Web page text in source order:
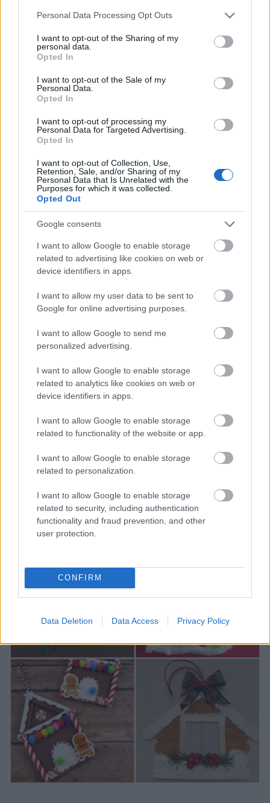
Please note that this website/app uses one or more Google
not limited to your visit or usage behaviour. You may click to
grant or deny consent to Google and its third-party tags to
use your data for below specified purposes in below Google
consent section.
Personal Data Processing Opt Outs
I want to opt-out of the Sharing of my
personal data.
Opted In
I want to opt-out of the Sale of my
Personal Data.
Opted In
I want to opt-out of processing my
Personal Data for Targeted Advertising.
Opted In
I want to opt-out of Collection, Use,
Retention, Sale, and/or Sharing of my
Personal Data that Is Unrelated with the
Purposes for which it was collected.
Opted Out
Google consents
I want to allow Google to enable storage
related to advertising like cookies on web or
device identifiers in apps.
I want to allow my user data to be sent to
Google for online advertising purposes.
I want to allow Google to send me
personalized advertising.
I want to allow Google to enable storage
related to analytics like cookies on web or
device identifiers in apps.
I want to allow Google to enable storage
related to functionality of the website or app.
I want to allow Google to enable storage
related to personalization.
I want to allow Google to enable storage
related to security, including authentication
functionality and fraud prevention, and other
user protection.
CONFIRM
Data Deletion Data Access Privacy Policy
Angyalkák
Ha ők vigyáznak rátok a karácsonyfa ágai között
megbújva, akkor biztos boldog lesz az ünnep.
Karácsonyi házikó
Ugye milyen mesébe illően hívogatók ezek a kis téli
házikók? Az édesség dekoráció már csak hab a
házon. :)